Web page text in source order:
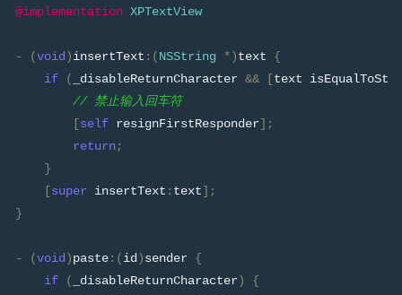
@implementation XPTextView
- (void )insertText :(NSString *)text {
if
( _disableReturnCharacter && [text
// 禁止输入回车符
[self resignFirstResponder];
return;
}
[super insertText : text];
}
- (void )paste:(id )sender {
if
( _disableReturnCharacter)
{